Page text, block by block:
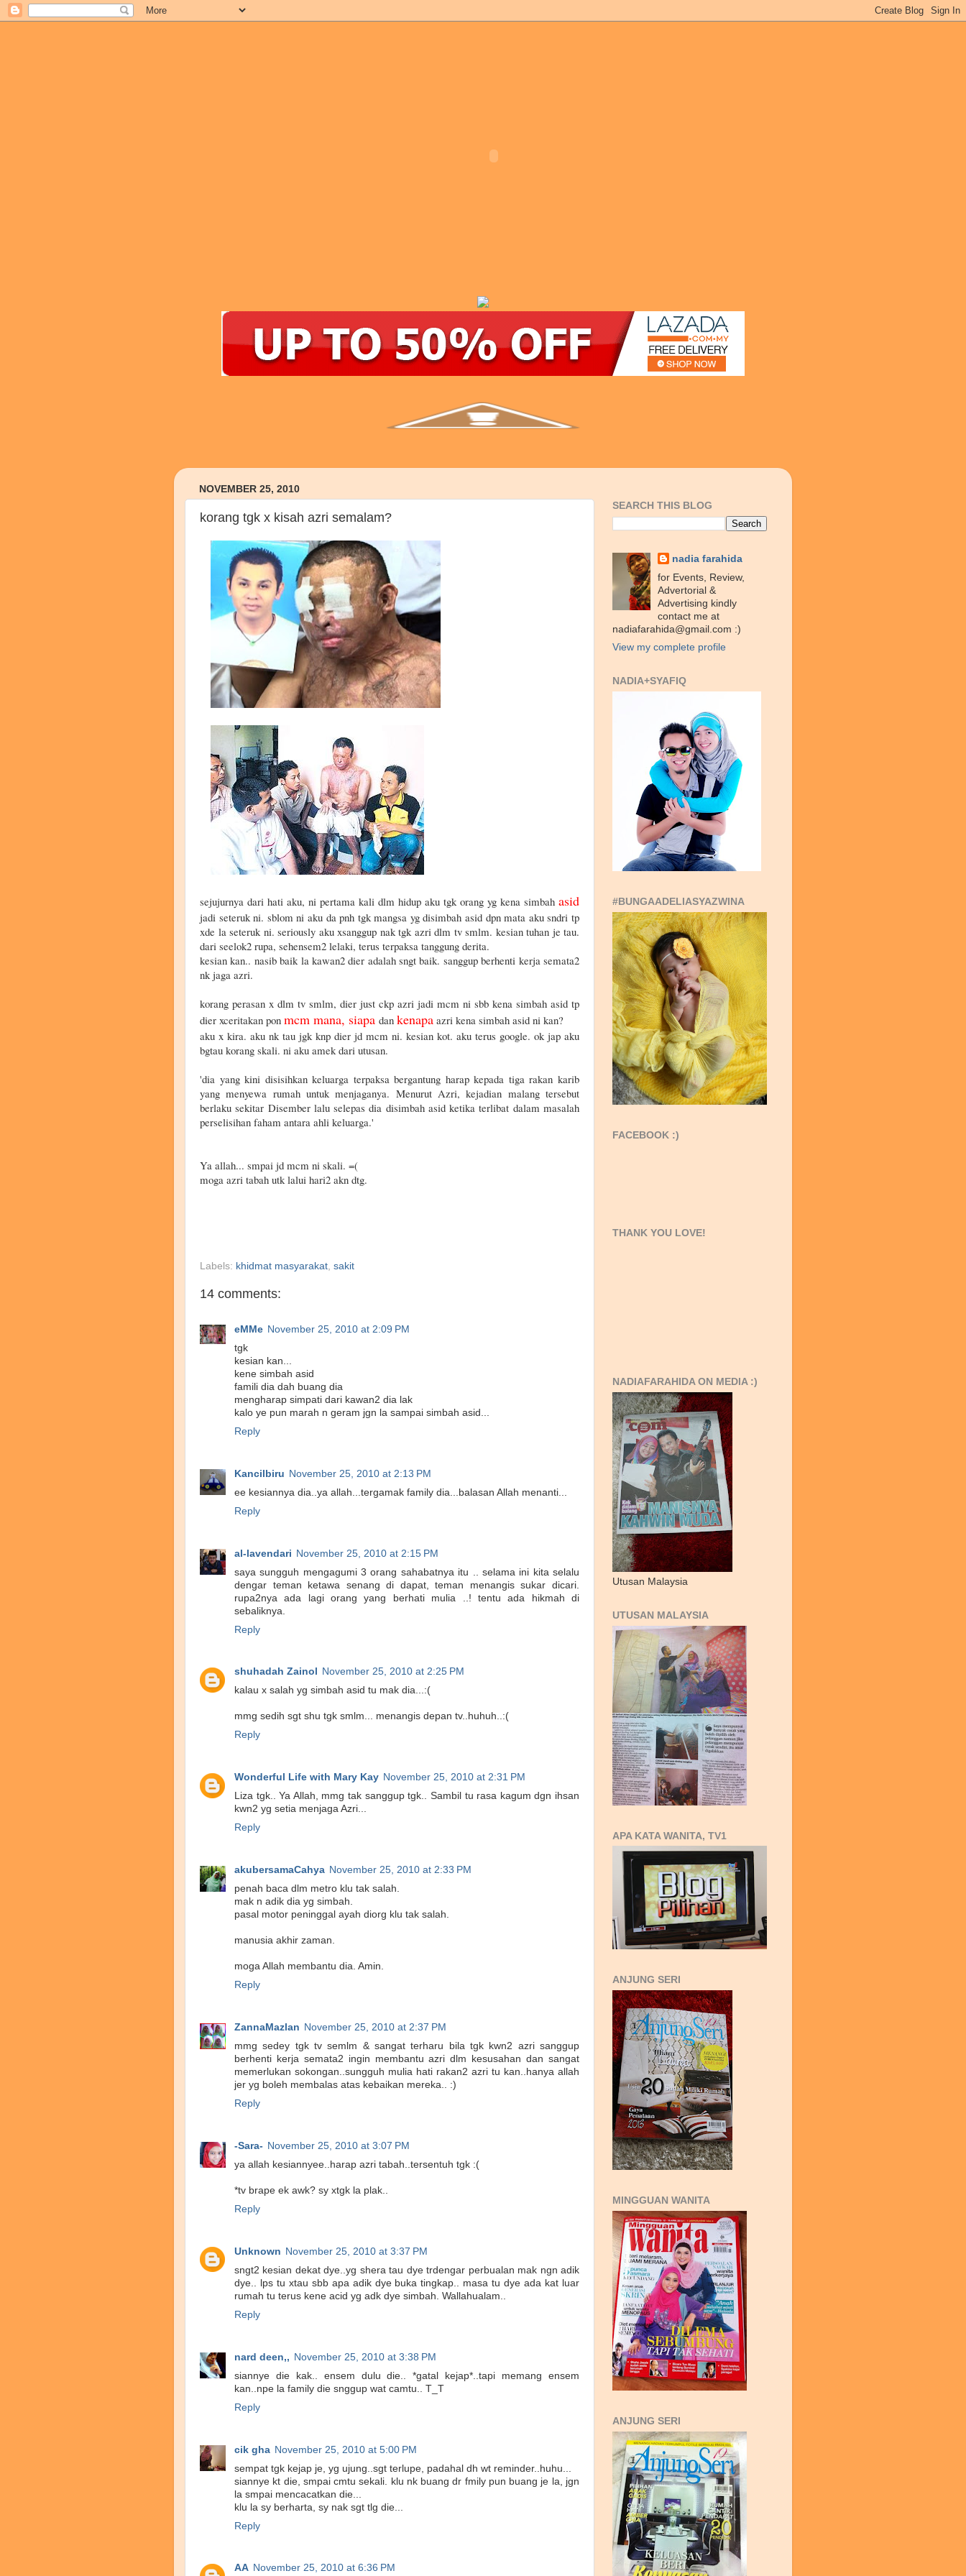
NOVEMBER 25, 2010
korang tgk x kisah azri semalam?
sejujurnya dari hati aku, ni pertama kali dlm hidup aku tgk orang yg kena simbah asid
jadi seteruk ni. sblom ni aku da pnh tgk mangsa yg disimbah asid dpn mata aku sndri tp
xde la seteruk ni. seriously aku xsanggup nak tgk azri dlm tv smlm. kesian tuhan je tau.
dari seelok2 rupa, sehensem2 lelaki, terus terpaksa tanggung derita.
kesian kan.. nasib baik la kawan2 dier adalah sngt baik. sanggup berhenti kerja semata2
nk jaga azri.
korang perasan x dlm tv smlm, dier just ckp azri jadi mcm ni sbb kena simbah asid tp
dier xceritakan pon mcm mana, siapa dan kenapa azri kena simbah asid ni kan?
aku x kira. aku nk tau jgk knp dier jd mcm ni. kesian kot. aku terus google. ok jap aku
bgtau korang skali. ni aku amek dari utusan.
'dia yang kini disisihkan keluarga terpaksa bergantung harap kepada tiga rakan karib
yang menyewa rumah untuk menjaganya. Menurut Azri, kejadian malang tersebut
berlaku sekitar Disember lalu selepas dia disimbah asid ketika terlibat dalam masalah
perselisihan faham antara ahli keluarga.'
Ya allah... smpai jd mcm ni skali. =(
moga azri tabah utk lalui hari2 akn dtg.
Labels: khidmat masyarakat, sakit
14 comments:
eMMe November 25, 2010 at 2:09 PM
tgk
kesian kan...
kene simbah asid
famili dia dah buang dia
mengharap simpati dari kawan2 dia lak
kalo ye pun marah n geram jgn la sampai simbah asid...
Reply
Kancilbiru November 25, 2010 at 2:13 PM
ee kesiannya dia..ya allah...tergamak family dia...balasan Allah menanti...
Reply
al-lavendari November 25, 2010 at 2:15 PM
saya sungguh mengagumi 3 orang sahabatnya itu .. selama ini kita selalu
dengar teman ketawa senang di dapat, teman menangis sukar dicari.
rupa2nya ada lagi orang yang berhati mulia ..! tentu ada hikmah di
sebaliknya.
Reply
shuhadah Zainol
November 25, 2010 at 2:25 PM
kalau x salah yg simbah asid tu mak dia...:(
mmg sedih sgt shu tgk smlm... menangis depan tv..huhuh..:(
Reply
Wonderful Life with Mary Kay November 25, 2010 at 2:31 PM
Liza tgk.. Ya Allah, mmg tak sanggup tgk.. Sambil tu rasa kagum dgn ihsan
kwn2 yg setia menjaga Azri...
Reply
akubersamaCahya November 25, 2010 at 2:33 PM
penah baca dlm metro klu tak salah.
mak n adik dia yg simbah.
pasal motor peninggal ayah diorg klu tak salah.
manusia akhir zaman.
moga Allah membantu dia. Amin.
Reply
ZannaMazlan November 25, 2010 at 2:37 PM
mmg sedey tgk tv semlm & sangat terharu bila tgk kwn2 azri sanggup
berhenti kerja semata2 ingin membantu azri dlm kesusahan dan sangat
memerlukan sokongan..sungguh mulia hati rakan2 azri tu kan..hanya allah
jer yg boleh membalas atas kebaikan mereka.. :)
Reply
-Sara- November 25, 2010 at 3:07 PM
ya allah kesiannyee..harap azri tabah..tersentuh tgk :(
*tv brape ek awk? sy xtgk la plak..
Reply
Unknown November 25, 2010 at 3:37 PM
sngt2 kesian dekat dye..yg shera tau dye trdengar perbualan mak ngn adik
dye.. lps tu xtau sbb apa adik dye buka tingkap.. masa tu dye ada kat luar
rumah tu terus kene acid yg adk dye simbah. Wallahualam..
Reply
nard deen,, November 25, 2010 at 3:38 PM
siannye die kak.. ensem dulu die.. *gatal kejap*..tapi memang ensem
kan..npe la family die snggup wat camtu.. T_T
Reply
cik gha November 25, 2010 at 5:00 PM
sempat tgk kejap je, yg ujung..sgt terlupe, padahal dh wt reminder..huhu...
siannye kt die, smpai cmtu sekali. klu nk buang dr fmily pun buang je la, jgn
la smpai mencacatkan die...
klu la sy berharta, sy nak sgt tlg die...
Reply
AA November 25, 2010 at 6:36 PM
SEARCH THIS BLOG
nadia farahida
for Events, Review,
Advertorial &
Advertising kindly
contact me at
nadiafarahida@gmail.com :)
View my complete profile
NADIA+SYAFIQ
#BUNGAADELIASYAZWINA
FACEBOOK :)
THANK YOU LOVE!
NADIAFARAHIDA ON MEDIA :)
Utusan Malaysia
UTUSAN MALAYSIA
APA KATA WANITA, TV1
ANJUNG SERI
MINGGUAN WANITA
ANJUNG SERI